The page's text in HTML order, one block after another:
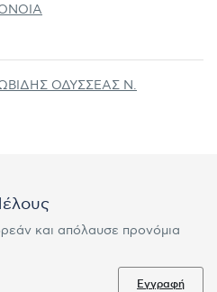
ΟΔΥΣΣΕΑΣ Ν.
και απόλαυσε προνόμια
Εγγραφή